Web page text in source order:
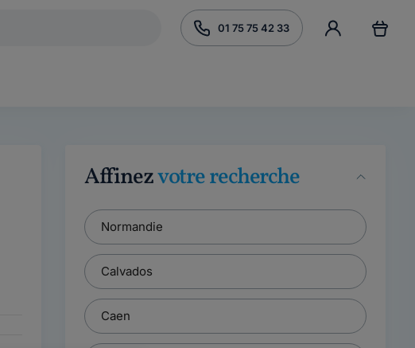
01 75 75 42 33
Affinezvotre recherche